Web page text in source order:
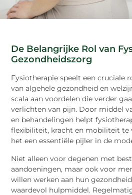
De Belangrijke Rol van
Gezondheidszorg
Fysiotherapie speelt een cruciale
van algehele gezondheid en
scala aan voordelen die verder
verlichten van pijn. Door middel
en behandelingen helpt
flexibiliteit, kracht en mobiliteit te
het een essentiële pijler in de
Niet alleen voor degenen met
aandoeningen, maar ook voor
willen werken aan hun
waardevol hulpmiddel.